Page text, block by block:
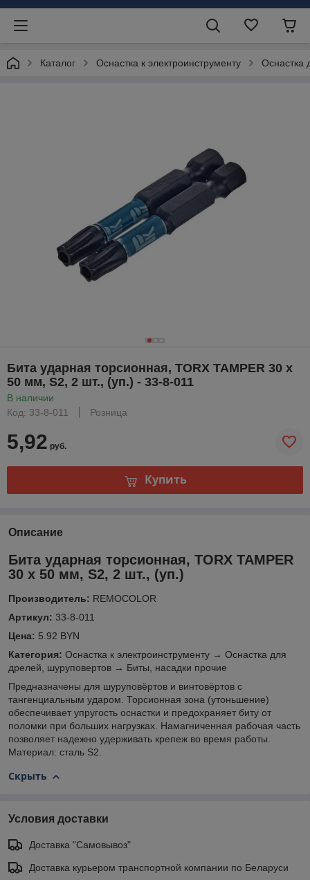
Каталог Оснастка к электроинструменту Оснастка
Бита ударная торсионная, TORX TAMPER 30 х
50 мм, S2, 2 шт., (уп.) - 33-8-011
В наличии
Код: 33-8-011
Розница
5,92 руб.
Купить
Описание
Бита ударная торсионная, TORX TAMPER
30 х 50 мм, S2, 2 шт., (уп.)
Производитель: REMOCOLOR
Артикул: 33-8-011
Цена: 5.92 BYN
Категория: Оснастка к электроинструменту → Оснастка для
дрелей, шуруповертов → Биты, насадки прочие
Предназначены для шуруповёртов и винтовёртов с
тангенциальным ударом. Торсионная зона (утоньшение)
обеспечивает упругость оснастки и предохраняет биту от
поломки при больших нагрузках. Намагниченная рабочая часть
позволяет надежно удерживать крепеж во время работы.
Материал: сталь S2.
Скрыть
Условия доставки
Доставка "Самовывоз"
Доставка курьером транспортной компании по Беларуси